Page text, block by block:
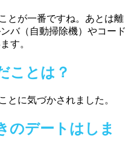
とが一番ですね。あとは離
バ（自動掃除機）やコード
す。
ことは ？
とに気づかされました。
のデートはしま